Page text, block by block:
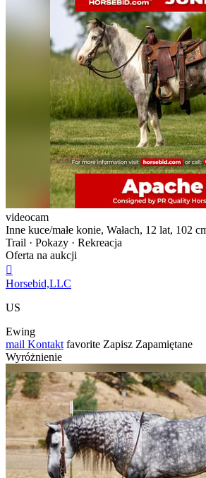
videocam
Inne kuce/małe konie, Wałach, 12 lat, 102
Trail · Pokazy · Rekreacja
Oferta na aukcji

Horsebid,LLC
US
Ewing
mail Kontakt favorite Zapisz Zapamiętane
Wyróżnienie